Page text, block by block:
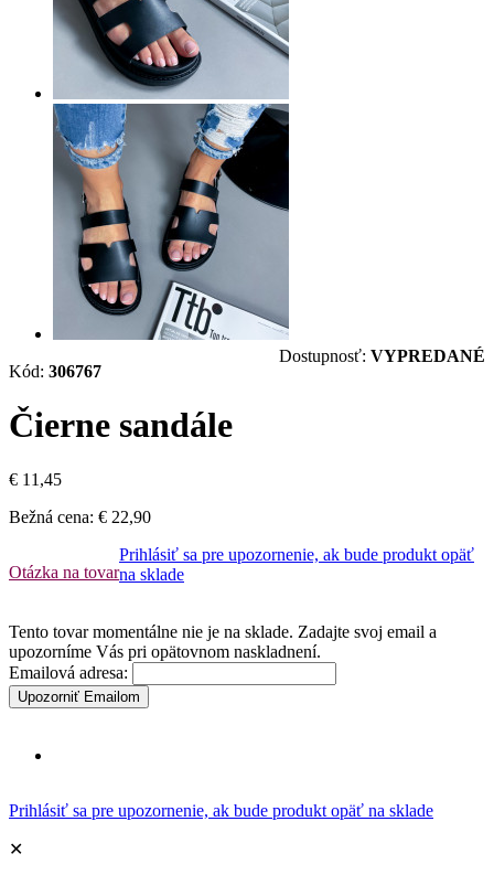
Kód: 306767
Dostupnosť: VYPREDANÉ
Čierne sandále
€ 11,45
Bežná cena: € 22,90
Otázka na tovar
Prihlásiť sa pre upozornenie, ak bude produkt opäť
na sklade
Tento tovar momentálne nie je na sklade. Zadajte svoj email a
upozorníme Vás pri opätovnom naskladnení.
Emailová adresa:
Upozorniť Emailom
Prihlásiť sa pre upozornenie, ak bude produkt opäť na sklade
✕